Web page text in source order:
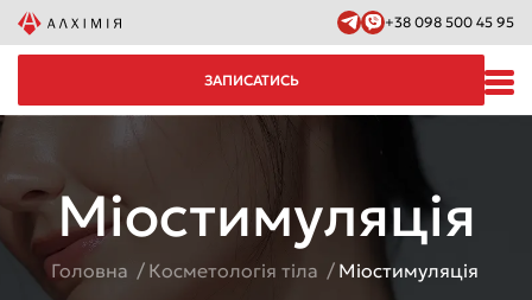
+38 098 500 45 95
ЗАПИСАТИСЬ
Міостимуляція
Головна Косметологія тіла Міостимуляція